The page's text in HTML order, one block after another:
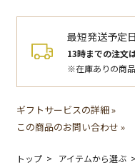
最短発送予定
13時までの注文
※在庫ありの商
ギフトサービスの詳細 »
この商品のお問い合わせ »
トップ アイテムから選ぶ